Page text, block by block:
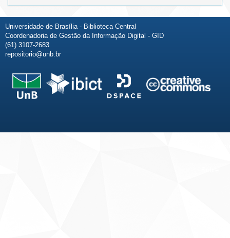
Universidade de Brasília - Biblioteca Central
Coordenadoria de Gestão da Informação Digital - GID
(61) 3107-2683
repositorio@unb.br